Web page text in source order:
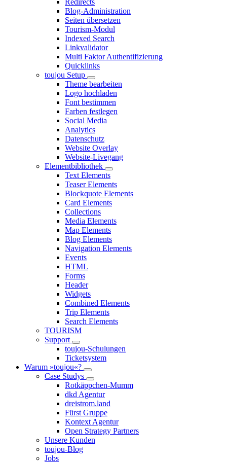
Blog-Administration
Seiten übersetzen
Tourism-Modul
Indexed Search
Linkvalidator
Multi Faktor Authentifizierung
Quicklinks
toujou Setup
Theme bearbeiten
Logo hochladen
Font bestimmen
Farben festlegen
Social Media
Analytics
Datenschutz
Website Overlay
Website-Livegang
Elementbibliothek
Text Elements
Teaser Elements
Blockquote Elements
Card Elements
Collections
Media Elements
Map Elements
Blog Elements
Navigation Elements
Events
HTML
Forms
Header
Widgets
Combined Elements
Trip Elements
Search Elements
TOURISM
Support
toujou-Schulungen
Ticketsystem
Warum »toujou«?
Case Studys
Rotkäppchen-Mumm
dkd Agentur
dreistrom.land
Fürst Gruppe
Kontext Agentur
Open Strategy Partners
Unsere Kunden
toujou-Blog
Jobs